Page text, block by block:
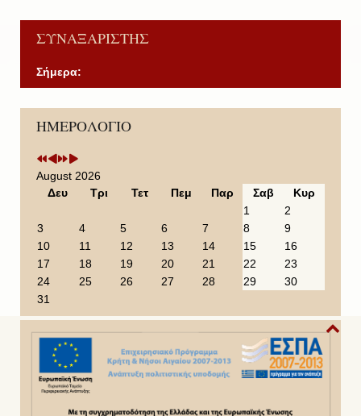
ΣΥΝΑΞΑΡΙΣΤΗΣ
Σήμερα:
ΗΜΕΡΟΛΟΓΙΟ
P
r
v
i
e
a
r
P
r
v
i
o
o
t
h
N
e
t
Y
e
N
e
t
M
August 2026
Δευ
Τρι Τετ Πεμ Παρ Σαβ
Κυρ
1
2
3
4 5 6 7 8
9
10
11 12 13 14 15
16
17
18 19 20 21 22
23
24
25 26 27 28 29
30
31